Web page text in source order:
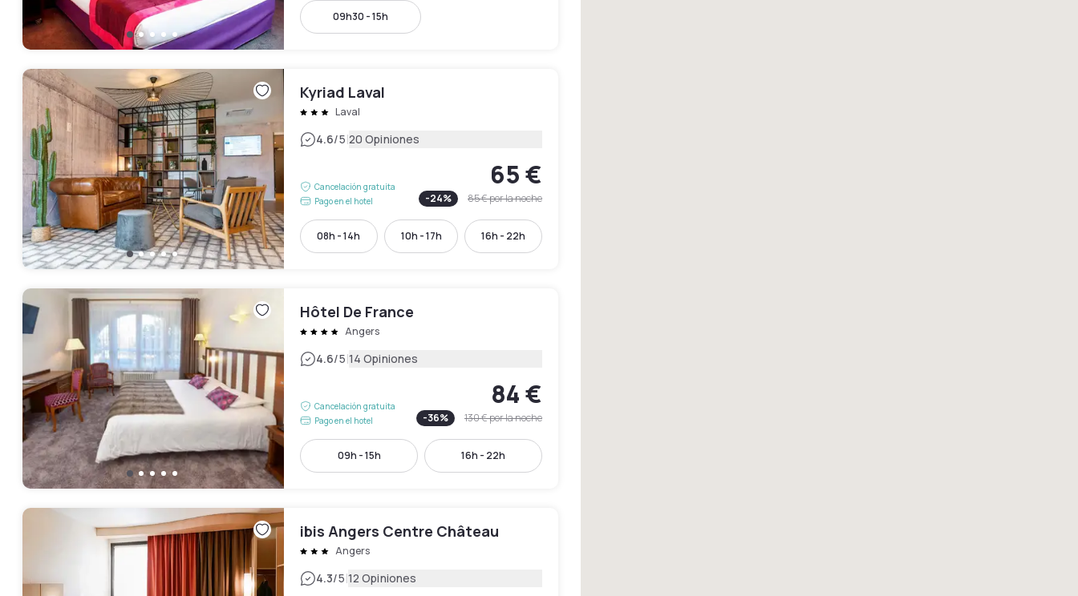
09h30 - 15h
Kyriad Laval
Laval
4.6/5|20 Opiniones
Cancelación gratuita
Pago en el hotel
65 €
-24% 85 €por la noche
08h - 14h 10h - 17h 16h - 22h
Hôtel De France
Angers
4.6/5|14 Opiniones
Cancelación gratuita
Pago en el hotel
84 €
-36% 130 €por la noche
09h - 15h 16h - 22h
ibis Angers Centre Château
Angers
4.3/5|12 Opiniones